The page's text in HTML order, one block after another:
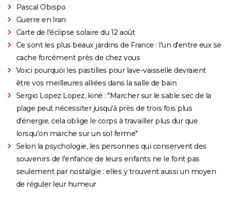
Pascal Obispo
Guerre en Iran
Carte de l'éclipse solaire du 12 août
Ce sont les plus beaux jardins de France : l'un d'entre eux se
cache forcément près de chez vous
Voici pourquoi les pastilles pour lave-vaisselle devraient
être vos meilleures alliées dans la salle de bain
Sergio Lopez Lopez, kiné : "Marcher sur le sable sec de la
plage peut nécessiter jusqu'à près de trois fois plus
d'énergie, cela oblige le corps à travailler plus dur que
lorsqu'on marche sur un sol ferme"
Selon la psychologie, les personnes qui conservent des
souvenirs de l'enfance de leurs enfants ne le font pas
seulement par nostalgie : elles y trouvent aussi un moyen
de réguler leur humeur